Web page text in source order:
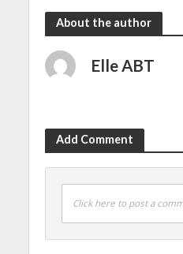
About the author
Elle ABT
Add Comment
Click here to post a